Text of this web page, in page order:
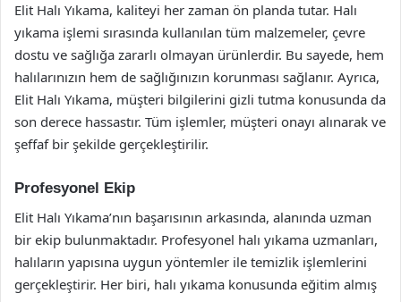
Elit Halı Yıkama, kaliteyi her zaman ön planda tutar. Halı
yıkama işlemi sırasında kullanılan tüm malzemeler, çevre
dostu ve sağlığa zararlı olmayan ürünlerdir. Bu sayede, hem
halılarınızın hem de sağlığınızın korunması sağlanır. Ayrıca,
Elit Halı Yıkama, müşteri bilgilerini gizli tutma konusunda da
son derece hassastır. Tüm işlemler, müşteri onayı alınarak ve
şeffaf bir şekilde gerçekleştirilir.
Profesyonel Ekip
Elit Halı Yıkama’nın başarısının arkasında, alanında uzman
bir ekip bulunmaktadır. Profesyonel halı yıkama uzmanları,
halıların yapısına uygun yöntemler ile temizlik işlemlerini
gerçekleştirir. Her biri, halı yıkama konusunda eğitim almış